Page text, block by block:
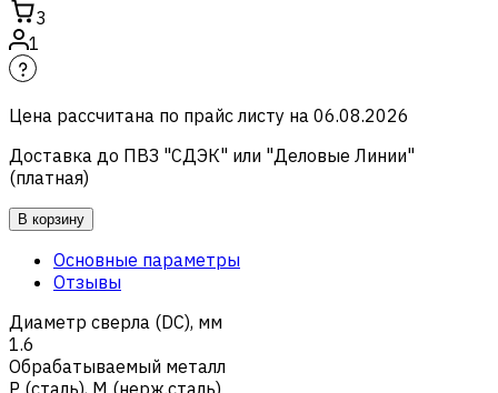
3
1
Цена рассчитана по прайс листу на 06.08.2026
Доставка до ПВЗ "СДЭК" или "Деловые Линии"
(платная)
В корзину
Основные параметры
Отзывы
Диаметр сверла (DC), мм
1.6
Обрабатываемый металл
Р (сталь), M (нерж.сталь)